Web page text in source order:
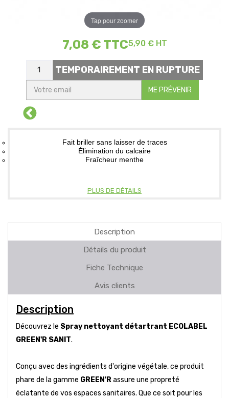
Tap pour zoomer
7,08 € TTC5,90 € HT
TEMPORAIREMENT EN RUPTURE
ME PRÉVENIR
Fait briller sans laisser de traces
Élimination du calcaire
Fraîcheur menthe
PLUS DE DÉTAILS
Description
Détails du produit
Fiche Technique
Avis clients
Description
Découvrez le Spray nettoyant détartrant ECOLABEL
GREEN'R SANIT.
Conçu avec des ingrédients d'origine végétale, ce produit
phare de la gamme GREEN'Rassure une propreté
éclatante de vos espaces sanitaires. Que ce soit pour les